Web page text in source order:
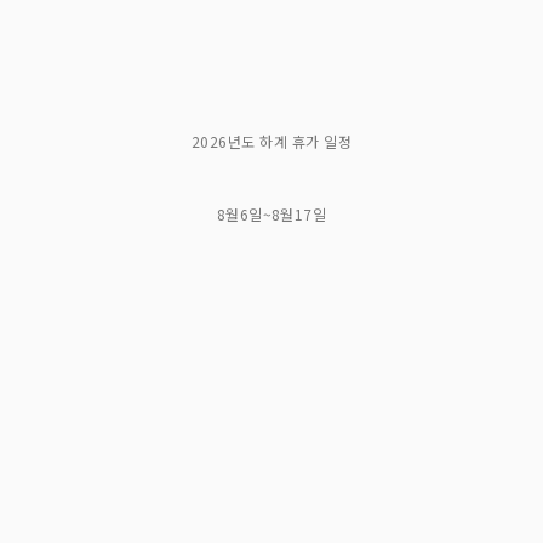
2026년도 하계 휴가 일정
8월6일~8월17일